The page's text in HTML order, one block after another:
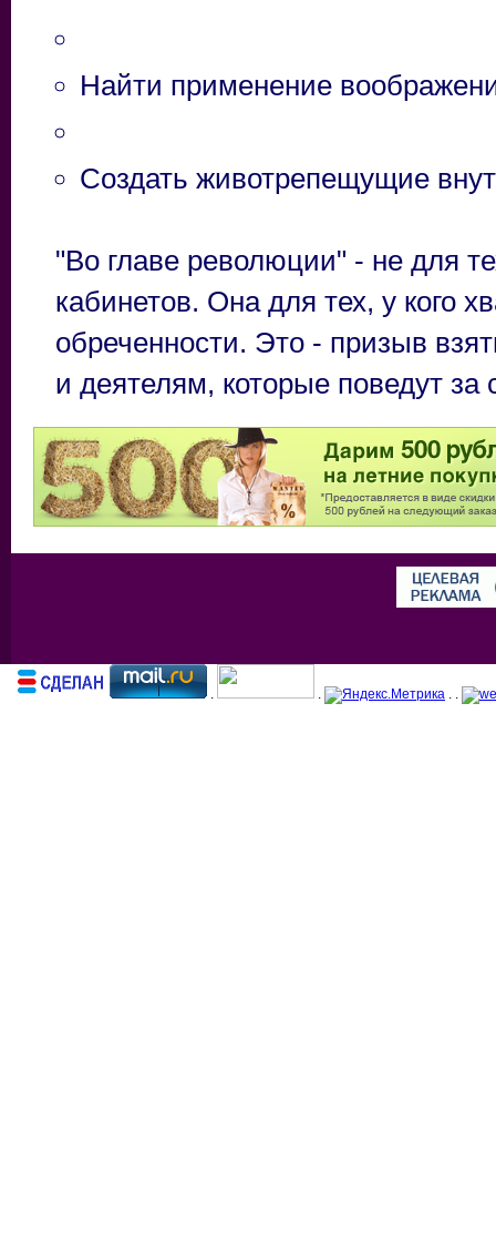
Найти применение
Создать животрепещущие
"Во главе революции" - не для
кабинетов. Она для тех, у кого
обреченности. Это - призыв
и деятелям, которые поведут
. . . .